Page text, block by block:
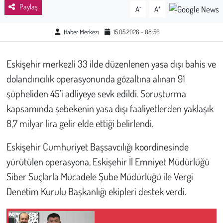
Paylaş A- A+
Haber Merkezi 15.05.2026 - 08:56
Eskişehir merkezli 33 ilde düzenlenen yasa dışı bahis ve
dolandırıcılık operasyonunda gözaltına alınan 91
şüpheliden 45’i adliyeye sevk edildi. Soruşturma
kapsamında şebekenin yasa dışı faaliyetlerden yaklaşık
8,7 milyar lira gelir elde ettiği belirlendi.
Eskişehir Cumhuriyet Başsavcılığı koordinesinde
yürütülen operasyona, Eskişehir İl Emniyet Müdürlüğü
Siber Suçlarla Mücadele Şube Müdürlüğü ile Vergi
Denetim Kurulu Başkanlığı ekipleri destek verdi.
Çocuk
Kültür Sanat
İnsan Hakları
Hayvan Hakları
Çevre
Galeri
Günün İçinden
Vefat İlanları